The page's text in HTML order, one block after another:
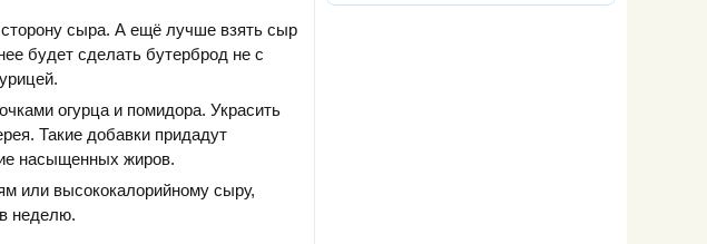
сыра. А ещё лучше взять сыр
будет сделать бутерброд не с
огурца и помидора. Украсить
Такие добавки придадут
насыщенных жиров.
или высококалорийному сыру,
неделю.